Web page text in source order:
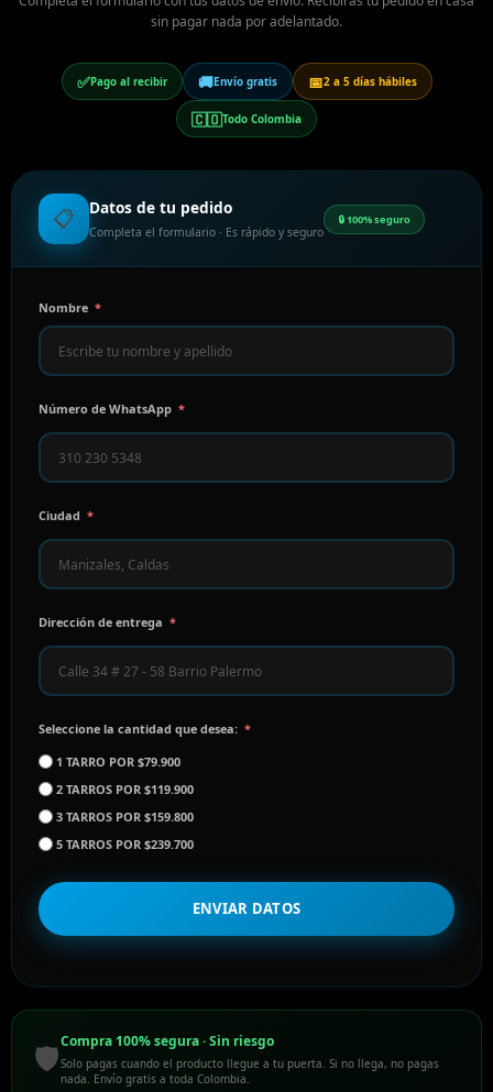
sin pagar nada por adelantado.
✅Pago al recibir 🚚Envío gratis 📅2 a 5 días hábiles
🇨🇴Todo Colombia
📋 Datos de tu pedido
Completa el formulario · Es rápido y seguro
🔒 100% seguro
Nombre
Número de WhatsApp
Ciudad
Dirección de entrega
Seleccione la cantidad que desea:
1 TARRO POR $79.900
2 TARROS POR $119.900
3 TARROS POR $159.800
5 TARROS POR $239.700
ENVIAR DATOS
🛡️Compra 100% segura · Sin riesgo
Solo pagas cuando el producto llegue a tu puerta. Si no llega, no pagas
nada. Envío gratis a toda Colombia.